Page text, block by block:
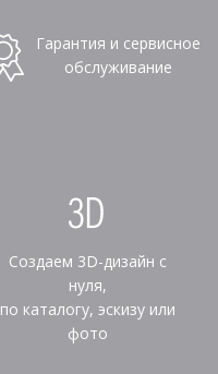
Гарантия и сервисное
обслуживание
Создаем 3D-дизайн с
нуля,
по каталогу, эскизу или
фото